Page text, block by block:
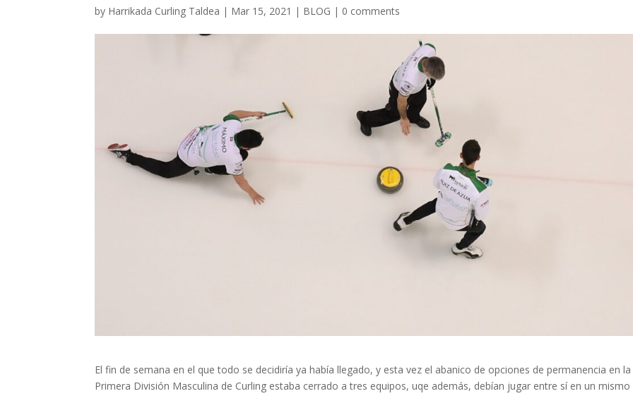
by Harrikada Curling Taldea | Mar 15, 2021 | BLOG | 0 comments
El fin de semana en el que todo se decidiría ya había llegado, y esta vez el abanico de opciones de permanencia en la
Primera División Masculina de Curling estaba cerrado a tres equipos, uqe además, debían jugar entre sí en un mismo